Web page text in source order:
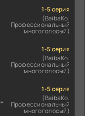
1-5 серия
(BaibaKo,
Профессиональный
многоголосый)
1-5 серия
(BaibaKo,
Профессиональный
многоголосый)
1-5 серия
(BaibaKo,
Профессиональный
многоголосый)